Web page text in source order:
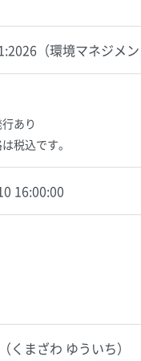
（環境マネジメン
あり
税込です。
16:00:00
くまざわ ゆういち）